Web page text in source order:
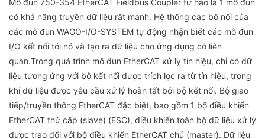
có khả năng truyền dữ liệu rất mạnh. Hệ thống các bộ nối của
các mô đun WAGO-I/O-SYSTEM tự động nhận biết các mô đun
I/O kết nối tới nó và tạo ra dữ liệu cho ứng dụng có liên
quan.Trong quá trình mô đun EtherCAT xử lý tín hiệu, chỉ có dữ
liệu tương ứng với bộ kết nối được trích lọc ra từ tín hiệu, trong
khi dữ liệu được yêu cầu xử lý hoàn tất bởi bộ kết nối. Bộ giao
tiếp/truyền thông EtherCAT đặc biệt, bao gồm 1 bộ điều khiển
EtherCAT thứ cấp (slave) (ESC), điều khiển toàn bộ dữ liệu xử lý
được trao đổi với bộ điều khiển EtherCAT chủ (master). Dữ liệu